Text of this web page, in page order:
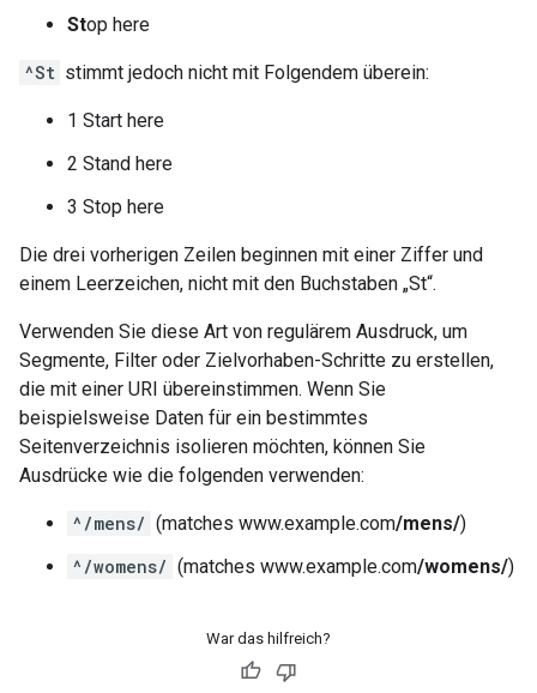
Stop here
^St stimmt jedoch nicht mit Folgendem überein:
1 Start here
2 Stand here
3 Stop here
Die drei vorherigen Zeilen beginnen mit einer Ziffer und
einem Leerzeichen, nicht mit den Buchstaben „St“.
Verwenden Sie diese Art von regulärem Ausdruck, um
Segmente, Filter oder Zielvorhaben-Schritte zu erstellen,
die mit einer URI übereinstimmen. Wenn Sie
beispielsweise Daten für ein bestimmtes
Seitenverzeichnis isolieren möchten, können Sie
Ausdrücke wie die folgenden verwenden:
^/mens/ (matches www.example.com/mens/)
^/womens/ (matches www.example.com/womens/)
War das hilfreich?